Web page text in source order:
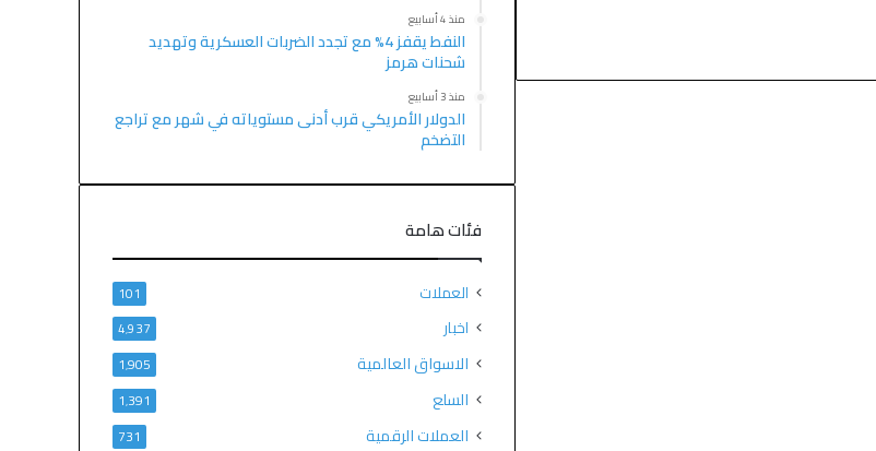
منذ 4 أسابيع
النفط يقفز 4% مع تجدد الضربات العسكرية وتهديد
شحنات هرمز
منذ 3 أسابيع
الدولار الأمريكي قرب أدنى مستوياته في شهر مع تراجع
التضخم
فئات هامة
العملات 101
اخبار 4٬937
الاسواق العالمية 1٬905
السلع 1٬391
العملات الرقمية 731